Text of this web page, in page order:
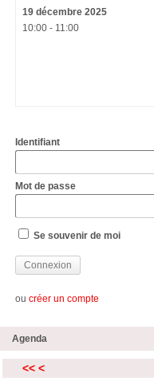
19 décembre 2025
10:00 - 11:00
Identifiant
Mot de passe
Se souvenir de moi
ou créer un compte
Agenda
<< <